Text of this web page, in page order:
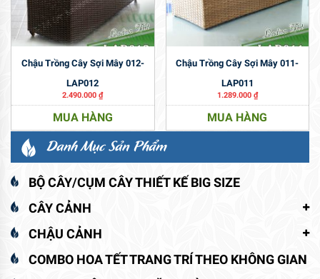
Chậu Trồng Cây Sợi Mây 012-
LAP012
2.490.000₫
MUA HÀNG
Chậu Trồng Cây Sợi Mây 011-
LAP011
1.289.000 ₫
MUA HÀNG
Danh Mục Sản Phẩm
BỘ CÂY/CỤM CÂY THIẾT KẾ BIG SIZE
CÂY CẢNH
CHẬU CẢNH
COMBO HOA TẾT TRANG TRÍ THEO KHÔNG GIAN